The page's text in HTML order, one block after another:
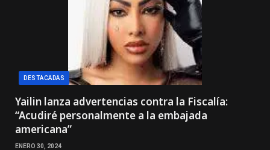
DESTACADAS
Yailin lanza advertencias contra la Fiscalía:
“Acudiré personalmente a la embajada
americana”
ENERO 30, 2024